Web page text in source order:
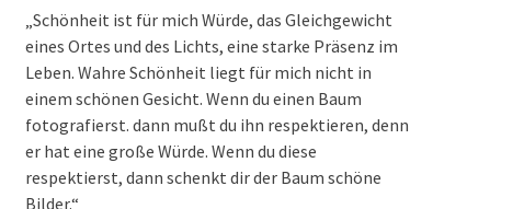
„Schönheit ist für mich Würde, das Gleichgewicht
eines Ortes und des Lichts, eine starke Präsenz im
Leben. Wahre Schönheit liegt für mich nicht in
einem schönen Gesicht. Wenn du einen Baum
fotografierst. dann mußt du ihn respektieren, denn
er hat eine große Würde. Wenn du diese
respektierst, dann schenkt dir der Baum schöne
Bilder.“